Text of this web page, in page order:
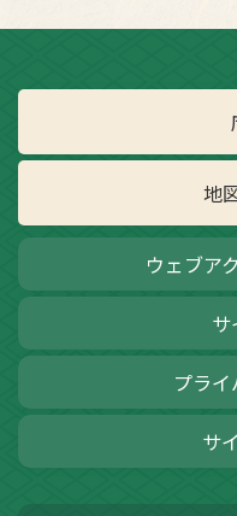
地
ウェブア
プラ
サ